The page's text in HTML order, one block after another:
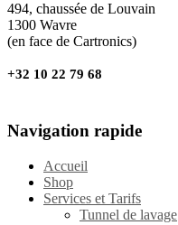
494, chaussée de Louvain
1300 Wavre
(en face de Cartronics)
+32 10 22 79 68
Navigation rapide
Accueil
Shop
Services et Tarifs
Tunnel de lavage